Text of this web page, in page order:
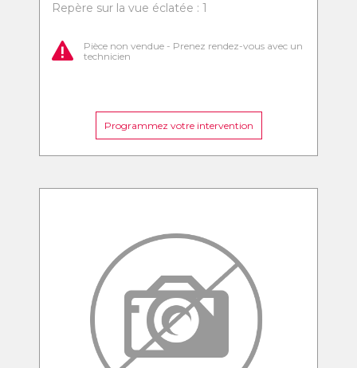
Repère sur la vue éclatée : 1
Pièce non vendue - Prenez rendez-vous avec un
technicien
Programmez votre intervention